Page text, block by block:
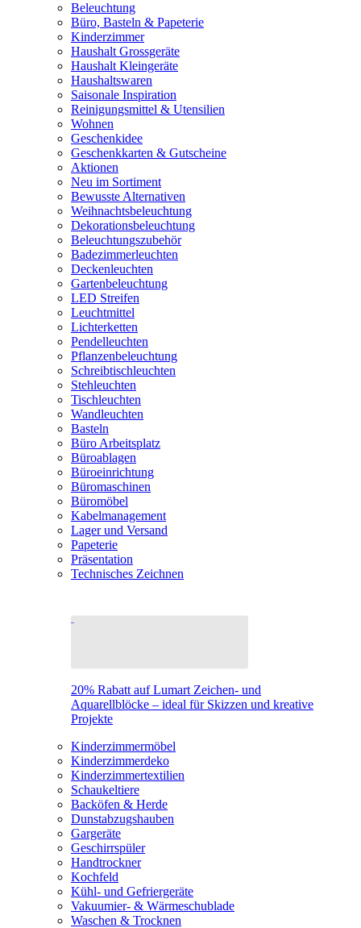
Beleuchtung
Büro, Basteln & Papeterie
Kinderzimmer
Haushalt Grossgeräte
Haushalt Kleingeräte
Haushaltswaren
Saisonale Inspiration
Reinigungsmittel & Utensilien
Wohnen
Geschenkidee
Geschenkkarten & Gutscheine
Aktionen
Neu im Sortiment
Bewusste Alternativen
Weihnachtsbeleuchtung
Dekorationsbeleuchtung
Beleuchtungszubehör
Badezimmerleuchten
Deckenleuchten
Gartenbeleuchtung
LED Streifen
Leuchtmittel
Lichterketten
Pendelleuchten
Pflanzenbeleuchtung
Schreibtischleuchten
Stehleuchten
Tischleuchten
Wandleuchten
Basteln
Büro Arbeitsplatz
Büroablagen
Büroeinrichtung
Büromaschinen
Büromöbel
Kabelmanagement
Lager und Versand
Papeterie
Präsentation
Technisches Zeichnen
20% Rabatt auf Lumart Zeichen- und
Aquarellblöcke – ideal für Skizzen und kreative
Projekte
Kinderzimmermöbel
Kinderzimmerdeko
Kinderzimmertextilien
Schaukeltiere
Backöfen & Herde
Dunstabzugshauben
Gargeräte
Geschirrspüler
Handtrockner
Kochfeld
Kühl- und Gefriergeräte
Vakuumier- & Wärmeschublade
Waschen & Trocknen